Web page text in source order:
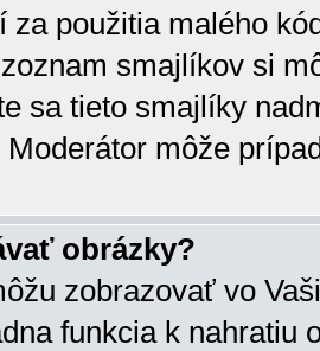
za použitia malého
smajlíkov si
sa tieto smajlíky
môže
obrázky?
zobrazovať vo
funkcia k nahratiu